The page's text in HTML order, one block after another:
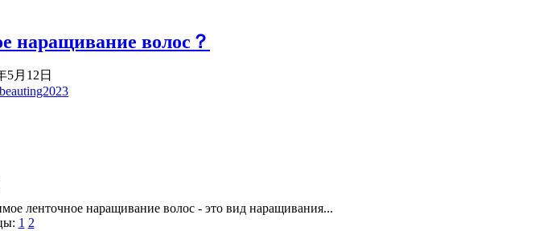
наращивание волос？
5月12日
ленточное наращивание волос - это вид наращивания...
1 2